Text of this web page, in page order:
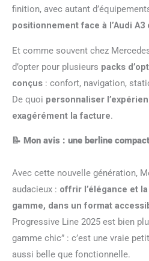
finition, avec autant
positionnement face à l’Audi A3
Et comme souvent chez Mercedes, vous avez la possibilité
d’opter pour plusieurs packs
conçus : confort, navigation,
De quoi personnaliser
exagérément la facture.
📝 Mon avis : une berline
Avec cette nouvelle génération, Mercedes réussit un pari
audacieux : offrir l’élégance et
gamme, dans un format
Progressive Line 2025 est bien
gamme chic” : c’est une vraie
aussi belle que fonctionnelle.